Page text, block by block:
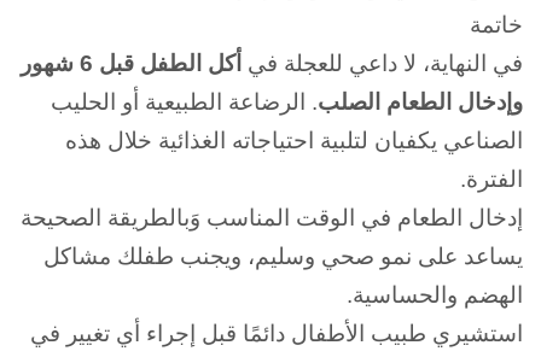
خاتمة
في النهاية، لا داعي للعجلة في
أكل الطفل قبل 6 شهور
وإدخال الطعام الصلب.
الرضاعة الطبيعية أو الحليب
الصناعي يكفيان لتلبية احتياجاته الغذائية خلال هذه
الفترة.
إدخال الطعام في الوقت المناسب وَبالطريقة الصحيحة
يساعد على نمو صحي وسليم، ويجنب طفلك مشاكل
الهضم والحساسية.
استشيري طبيب الأطفال دائمًا قبل إجراء أي تغيير في